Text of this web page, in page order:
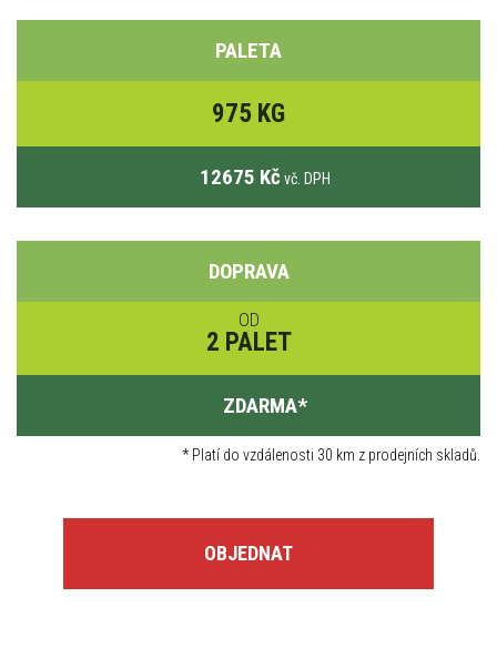
PALETA
975 KG
12675 Kč vč. DPH
DOPRAVA
OD
2 PALET
ZDARMA*
*Platí do vzdálenosti 30 km z prodejních skladů.
OBJEDNAT